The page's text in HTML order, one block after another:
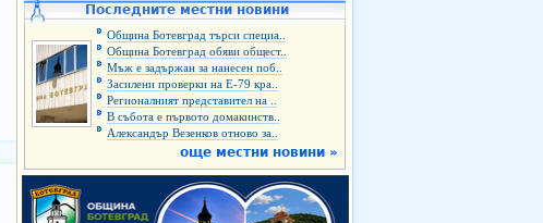
Последните местни новини
Община Ботевград търси специа..
Община Ботевград обяви общест..
Мъж е задържан за нанесен поб..
Засилени проверки на Е-79 кра..
Регионалният представител на ..
В събота е първото домакинств..
Александър Везенков отново за..
още местни новини »